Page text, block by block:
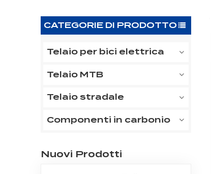
CATEGORIE DI PRODOTTO
Telaio per bici elettrica
Telaio MTB
Telaio stradale
Componenti in carbonio
Nuovi Prodotti